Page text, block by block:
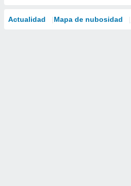
Actualidad Mapa de nubosidad